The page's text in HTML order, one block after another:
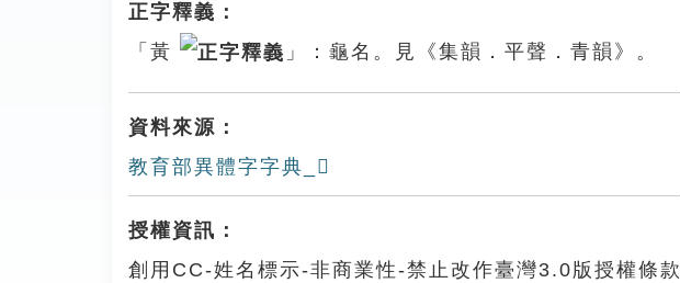
正字釋義：
「黃
」：龜名。見《集韻．平聲．青韻》。
資料來源：
教育部異體字字典_𪛈
授權資訊：
創用CC-姓名標示-非商業性-禁止改作臺灣3.0版授權條款